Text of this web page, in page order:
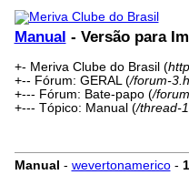
Manual - Versão para
+- Meriva Clube do Brasil (
+-- Fórum: GERAL (/forum-
+--- Fórum: Bate-papo (/
+--- Tópico: Manual (/thread-
Manual - wevertonamerico-